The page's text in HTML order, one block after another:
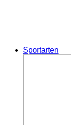
Sportarten